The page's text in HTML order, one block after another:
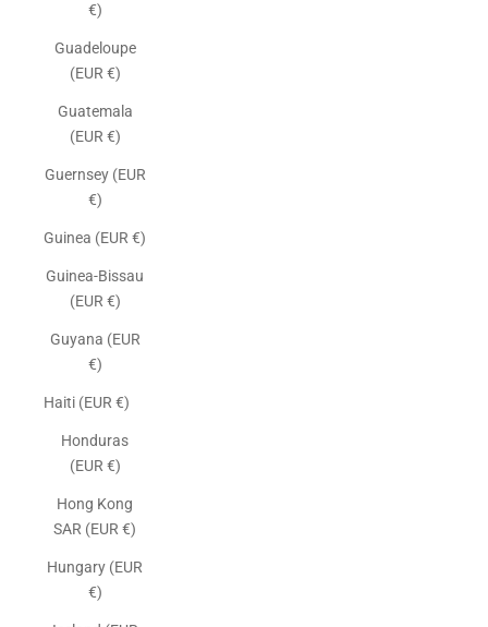
€)
Guadeloupe
(EUR €)
Guatemala
(EUR €)
Guernsey (EUR
€)
Guinea (EUR €)
Guinea-Bissau
(EUR €)
Guyana (EUR
€)
Haiti (EUR €)
Honduras
(EUR €)
Hong Kong
SAR (EUR €)
Hungary (EUR
€)